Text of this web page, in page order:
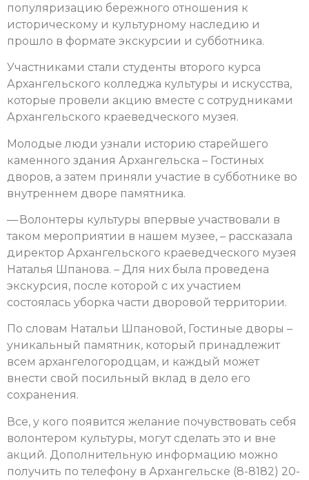
популяризацию бережного отношения к
историческому и культурному наследию и
прошло в формате экскурсии и субботника.
Участниками стали студенты второго курса
Архангельского колледжа культуры и искусства,
которые провели акцию вместе с сотрудниками
Архангельского краеведческого музея.
Молодые люди узнали историю старейшего
каменного здания Архангельска – Гостиных
дворов, а затем приняли участие в субботнике во
внутреннем дворе памятника.
— Волонтеры культуры впервые участвовали в
таком мероприятии в нашем музее, – рассказала
директор Архангельского краеведческого музея
Наталья Шпанова. – Для них была проведена
экскурсия, после которой с их участием
состоялась уборка части дворовой территории.
По словам Натальи Шпановой, Гостиные дворы –
уникальный памятник, который принадлежит
всем архангелогородцам, и каждый может
внести свой посильный вклад в дело его
сохранения.
Все, у кого появится желание почувствовать себя
волонтером культуры, могут сделать это и вне
акций. Дополнительную информацию можно
получить по телефону в Архангельске (8-8182) 20-